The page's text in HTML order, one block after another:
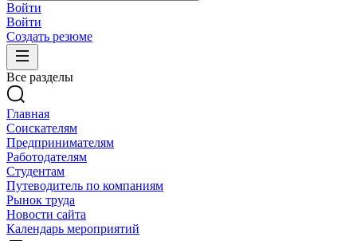
Войти
Войти
Создать резюме
Все разделы
Главная
Соискателям
Предпринимателям
Работодателям
Студентам
Путеводитель по компаниям
Рынок труда
Новости сайта
Календарь мероприятий